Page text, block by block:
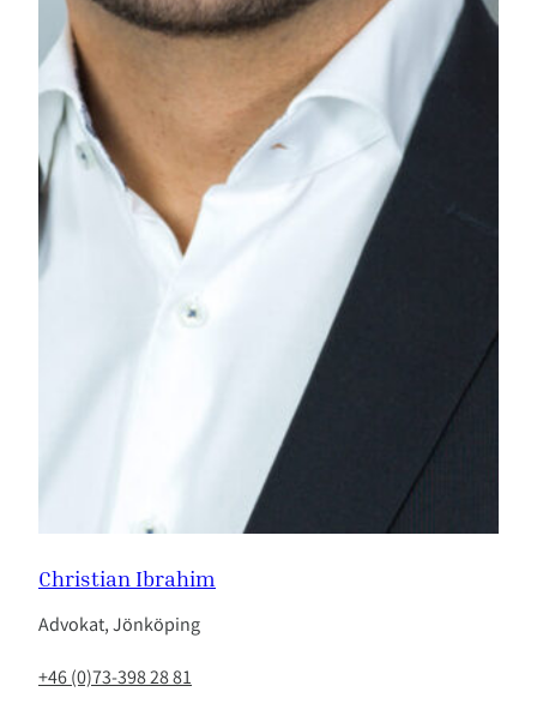
Christian Ibrahim
Advokat, Jönköping
+46 (0)73-398 28 81